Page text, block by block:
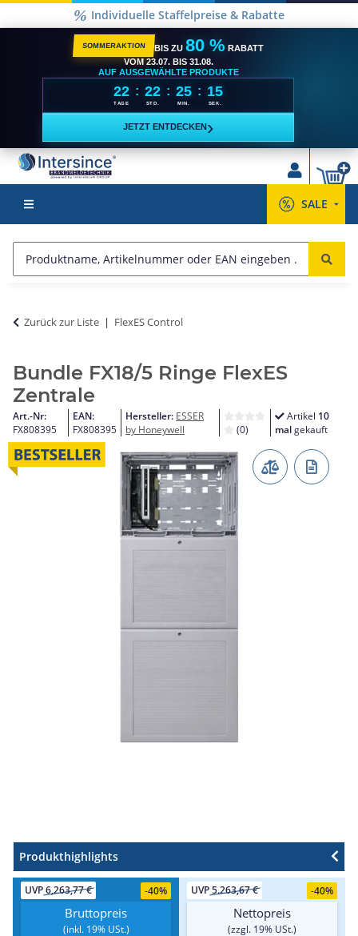
Versandkostenfrei ab 2500,- €**
SOMMERAKTION BIS ZU 80 % RABATT
VOM 23.07. BIS 31.08.
AUF AUSGEWÄHLTE PRODUKTE
22
TAGE
: 22
STD.
: 25
MIN.
: 15
SEK.
JETZT ENTDECKEN ›
SALE
Zurück zur Liste FlexES Control
Bundle FX18/5 Ringe FlexES
Zentrale
Art.-Nr:
FX808395
EAN:
FX808395
Hersteller: ESSER
by Honeywell
(0)
Artikel 10
mal gekauft
Produkthighlights
UVP6,263,77 € -40%
Bruttopreis
(inkl. 19% USt.)
UVP5.263,67 € -40%
Nettopreis
(zzgl. 19% USt.)